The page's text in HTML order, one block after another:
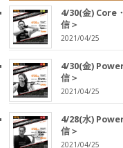
4/30(金) Core
信＞
2021/04/25
4/30(金)
信＞
2021/04/25
4/28(水)
信＞
2021/04/25